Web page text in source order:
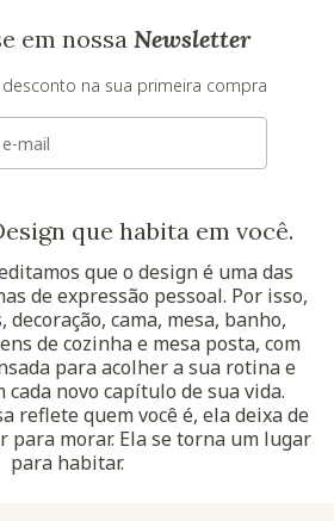
em nossa Newsletter
na sua primeira compra
que habita em você.
que o design é uma das
de expressão pessoal. Por isso,
cama, mesa, banho,
de cozinha e mesa posta, com
para acolher a sua rotina e
novo capítulo de sua vida.
reflete quem você é, ela deixa de
para morar. Ela se torna um lugar
para habitar.